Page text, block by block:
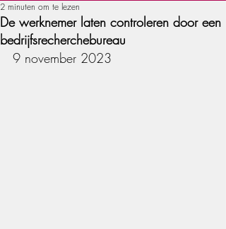
De werknemer laten controleren door een
bedrijfsrecherchebureau
2 minuten om te lezen
9 november 2023